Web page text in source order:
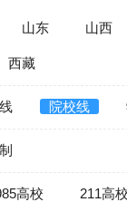
山东 山西
西藏
院校线
高校 211高